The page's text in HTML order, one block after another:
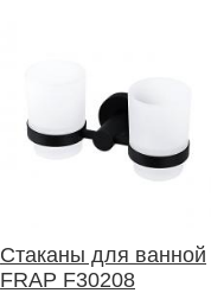
Стаканы для ванной
FRAP F30208